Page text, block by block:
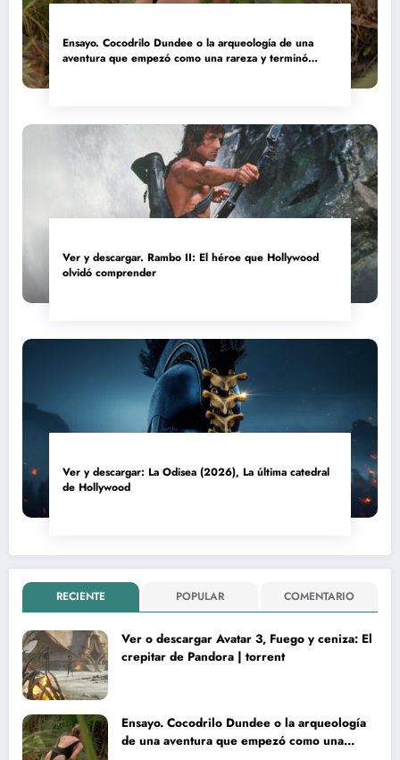
Ensayo. Cocodrilo Dundee o la arqueología de una
aventura que empezó como una rareza y terminó
Ver y descargar. Rambo II: El héroe que Hollywood
olvidó comprender
Ver y descargar: La Odisea (2026), La última catedral
de Hollywood
RECIENTE POPULAR COMENTARIO
Ver o descargar Avatar 3, Fuego y ceniza: El
crepitar de Pandora | torrent
Ensayo. Cocodrilo Dundee o la arqueología
de una aventura que empezó como una